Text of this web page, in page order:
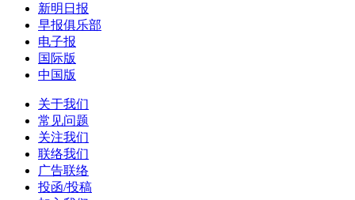
新明日报
早报俱乐部
电子报
国际版
中国版
关于我们
常见问题
关注我们
联络我们
广告联络
投函/投稿